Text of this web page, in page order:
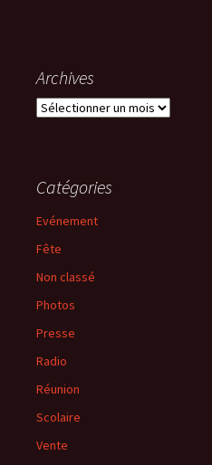
Archives
Archives
Catégories
Evénement
Fête
Non classé
Photos
Presse
Radio
Réunion
Scolaire
Vente